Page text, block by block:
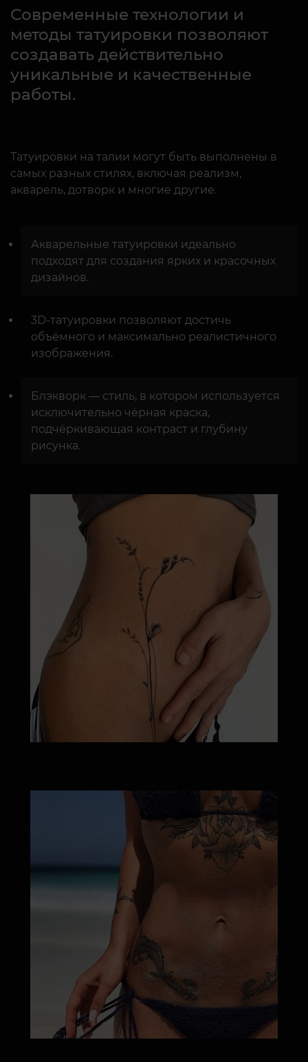
Современные технологии и
методы татуировки позволяют
создавать действительно
уникальные и качественные
работы.
Татуировки на талии могут быть выполнены в
самых разных стилях, включая реализм,
акварель, дотворк и многие другие.
Акварельные татуировки идеально
подходят для создания ярких и красочных
дизайнов.
3D-татуировки позволяют достичь
объёмного и максимально реалистичного
изображения.
Блэкворк — стиль, в котором используется
исключительно чёрная краска,
подчёркивающая контраст и глубину
рисунка.